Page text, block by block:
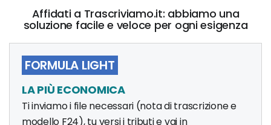
Affidati a Trascriviamo.it: abbiamo una
soluzione facile e veloce per ogni esigenza
FORMULA LIGHT
LA PIÙ ECONOMICA
Ti inviamo i file necessari (nota di trascrizione e
modello F24), tu versi i tributi e vai in